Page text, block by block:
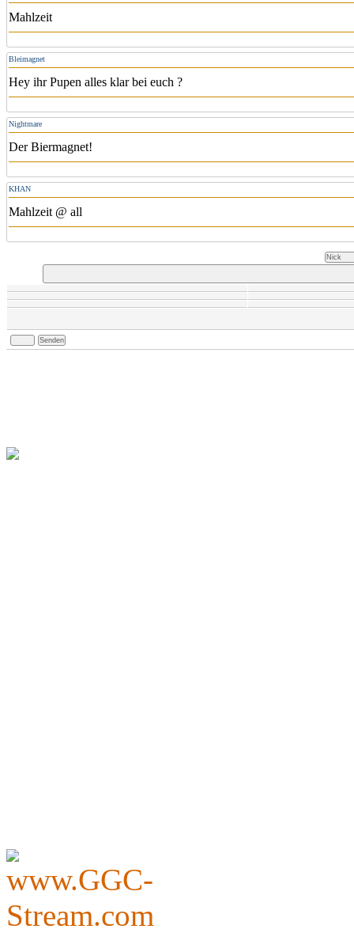
Mahlzeit
Bleimagnet
Hey ihr Pupen alles klar bei euch ?
Nightmare
Der Biermagnet!
KHAN
Mahlzeit @ all